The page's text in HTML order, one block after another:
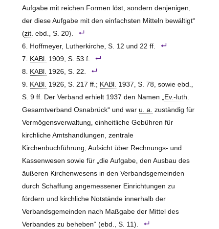
Aufgabe mit reichen Formen löst, sondern denjenigen,
der diese Aufgabe mit den einfachsten Mitteln bewältigt“
(zit. ebd., S. 20).
Hoffmeyer, Lutherkirche, S. 12 und 22 ff.
KABl. 1909, S. 53 f.
KABl. 1926, S. 22.
KABl. 1926, S. 217 ff.; KABl. 1937, S. 78, sowie ebd.,
S. 9 ff. Der Verband erhielt 1937 den Namen „Ev.-luth.
Gesamtverband Osnabrück“ und war u. a. zuständig für
Vermögensverwaltung, einheitliche Gebühren für
kirchliche Amtshandlungen, zentrale
Kirchenbuchführung, Aufsicht über Rechnungs- und
Kassenwesen sowie für „die Aufgabe, den Ausbau des
äußeren Kirchenwesens in den Verbandsgemeinden
durch Schaffung angemessener Einrichtungen zu
fördern und kirchliche Notstände innerhalb der
Verbandsgemeinden nach Maßgabe der Mittel des
Verbandes zu beheben“ (ebd., S. 11).